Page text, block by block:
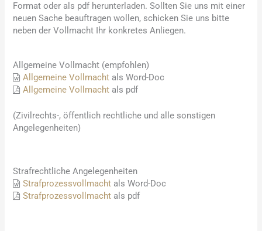
Format oder als pdf herunterladen. Sollten Sie uns mit einer
neuen Sache beauftragen wollen, schicken Sie uns bitte
neben der Vollmacht Ihr konkretes Anliegen.
Allgemeine Vollmacht (empfohlen)
Allgemeine Vollmacht als Word-Doc
Allgemeine Vollmacht als pdf
(Zivilrechts-, öffentlich rechtliche und alle sonstigen
Angelegenheiten)
Strafrechtliche Angelegenheiten
Strafprozessvollmacht als Word-Doc
Strafprozessvollmacht als pdf